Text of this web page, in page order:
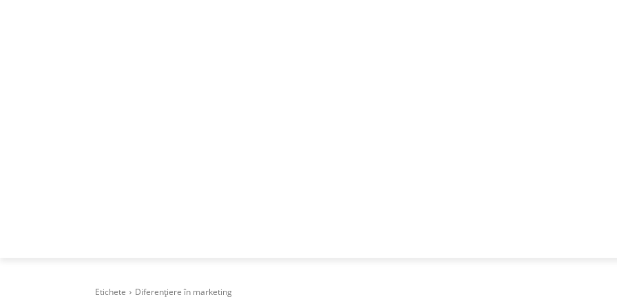
Etichete Diferențiere în marketing